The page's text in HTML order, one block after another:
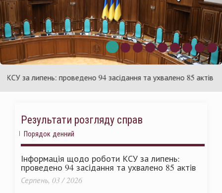
липень: проведено 94 засідання та ухвалено 85 актів
Результати розгляду справ
Порядок денний
Інформація щодо роботи КСУ за липень:
проведено 94 засідання та ухвалено 85 актів
Серпень, 03 / 2026